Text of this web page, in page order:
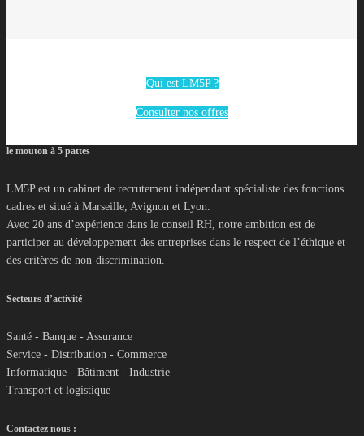
Qui est LM5P ?
Consulter nos offres
le mouton à 5 pattes
LM5P est un cabinet de recrutement indépendant spécialiste des fonctions
cadres et situé à Marseille, Avignon et Lyon.
Avec 20 ans d’expérience dans le conseil RH, notre ambition est de
participer au développement des entreprises dans le respect de l’éthique et
des critères de non-discrimination.
Secteurs d’activité
Santé - Banque - Assurance
Service - Distribution - Commerce
Informatique - Bâtiment - Industrie
Transport et logistique
Contactez nous :